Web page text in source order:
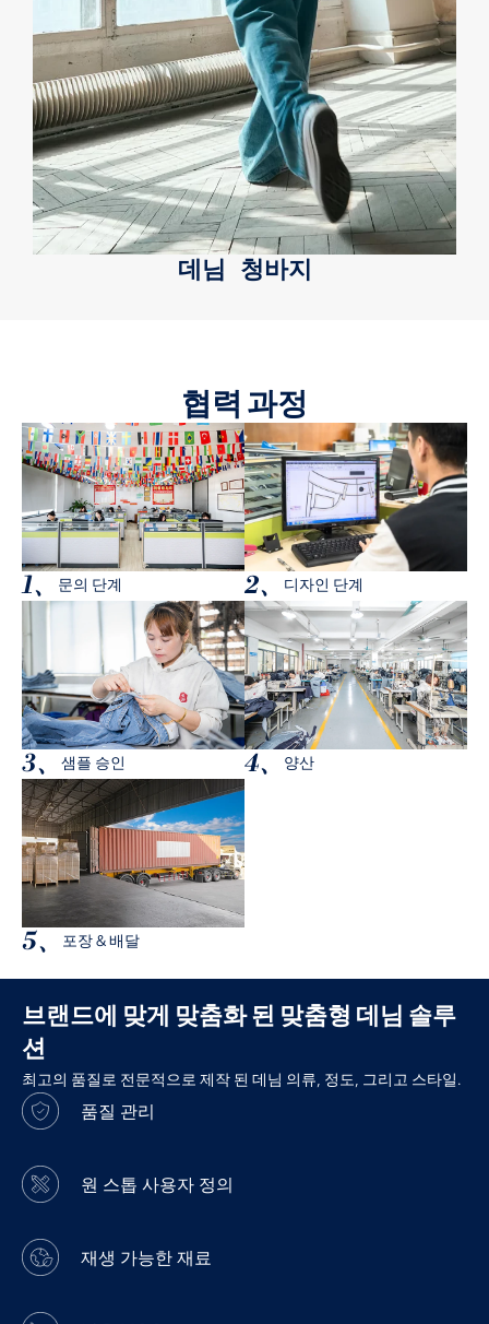
데님 청바지
협력 과정
1、 문의 단계 2、 디자인 단계
3、 샘플 승인 4、 양산
5、 포장 & 배달
브랜드에 맞게 맞춤화 된 맞춤형 데님 솔루
션
최고의 품질로 전문적으로 제작 된 데님 의류, 정도, 그리고 스타일.
품질 관리
원 스톱 사용자 정의
재생 가능한 재료